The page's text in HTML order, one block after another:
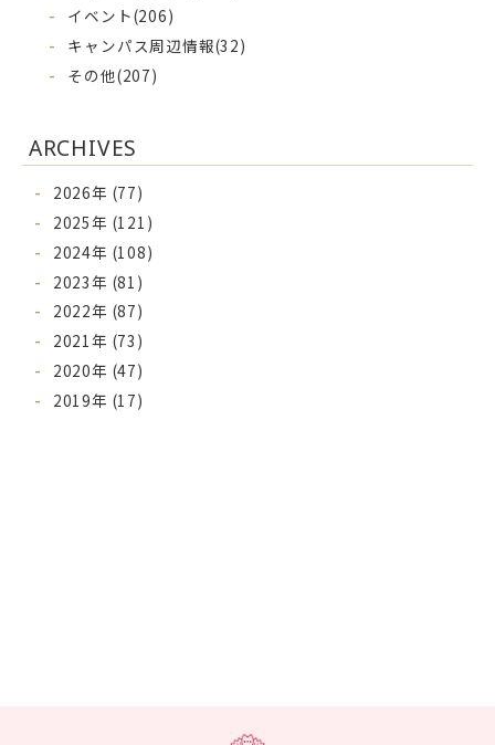
イベント(206)
キャンパス周辺情報(32)
その他(207)
ARCHIVES
2026年 (77)
2025年 (121)
2024年 (108)
2023年 (81)
2022年 (87)
2021年 (73)
2020年 (47)
2019年 (17)